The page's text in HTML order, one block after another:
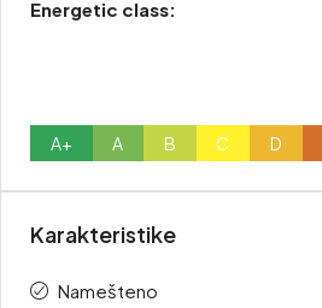
Energetic class:
A+ A B C D
Karakteristike
Namešteno